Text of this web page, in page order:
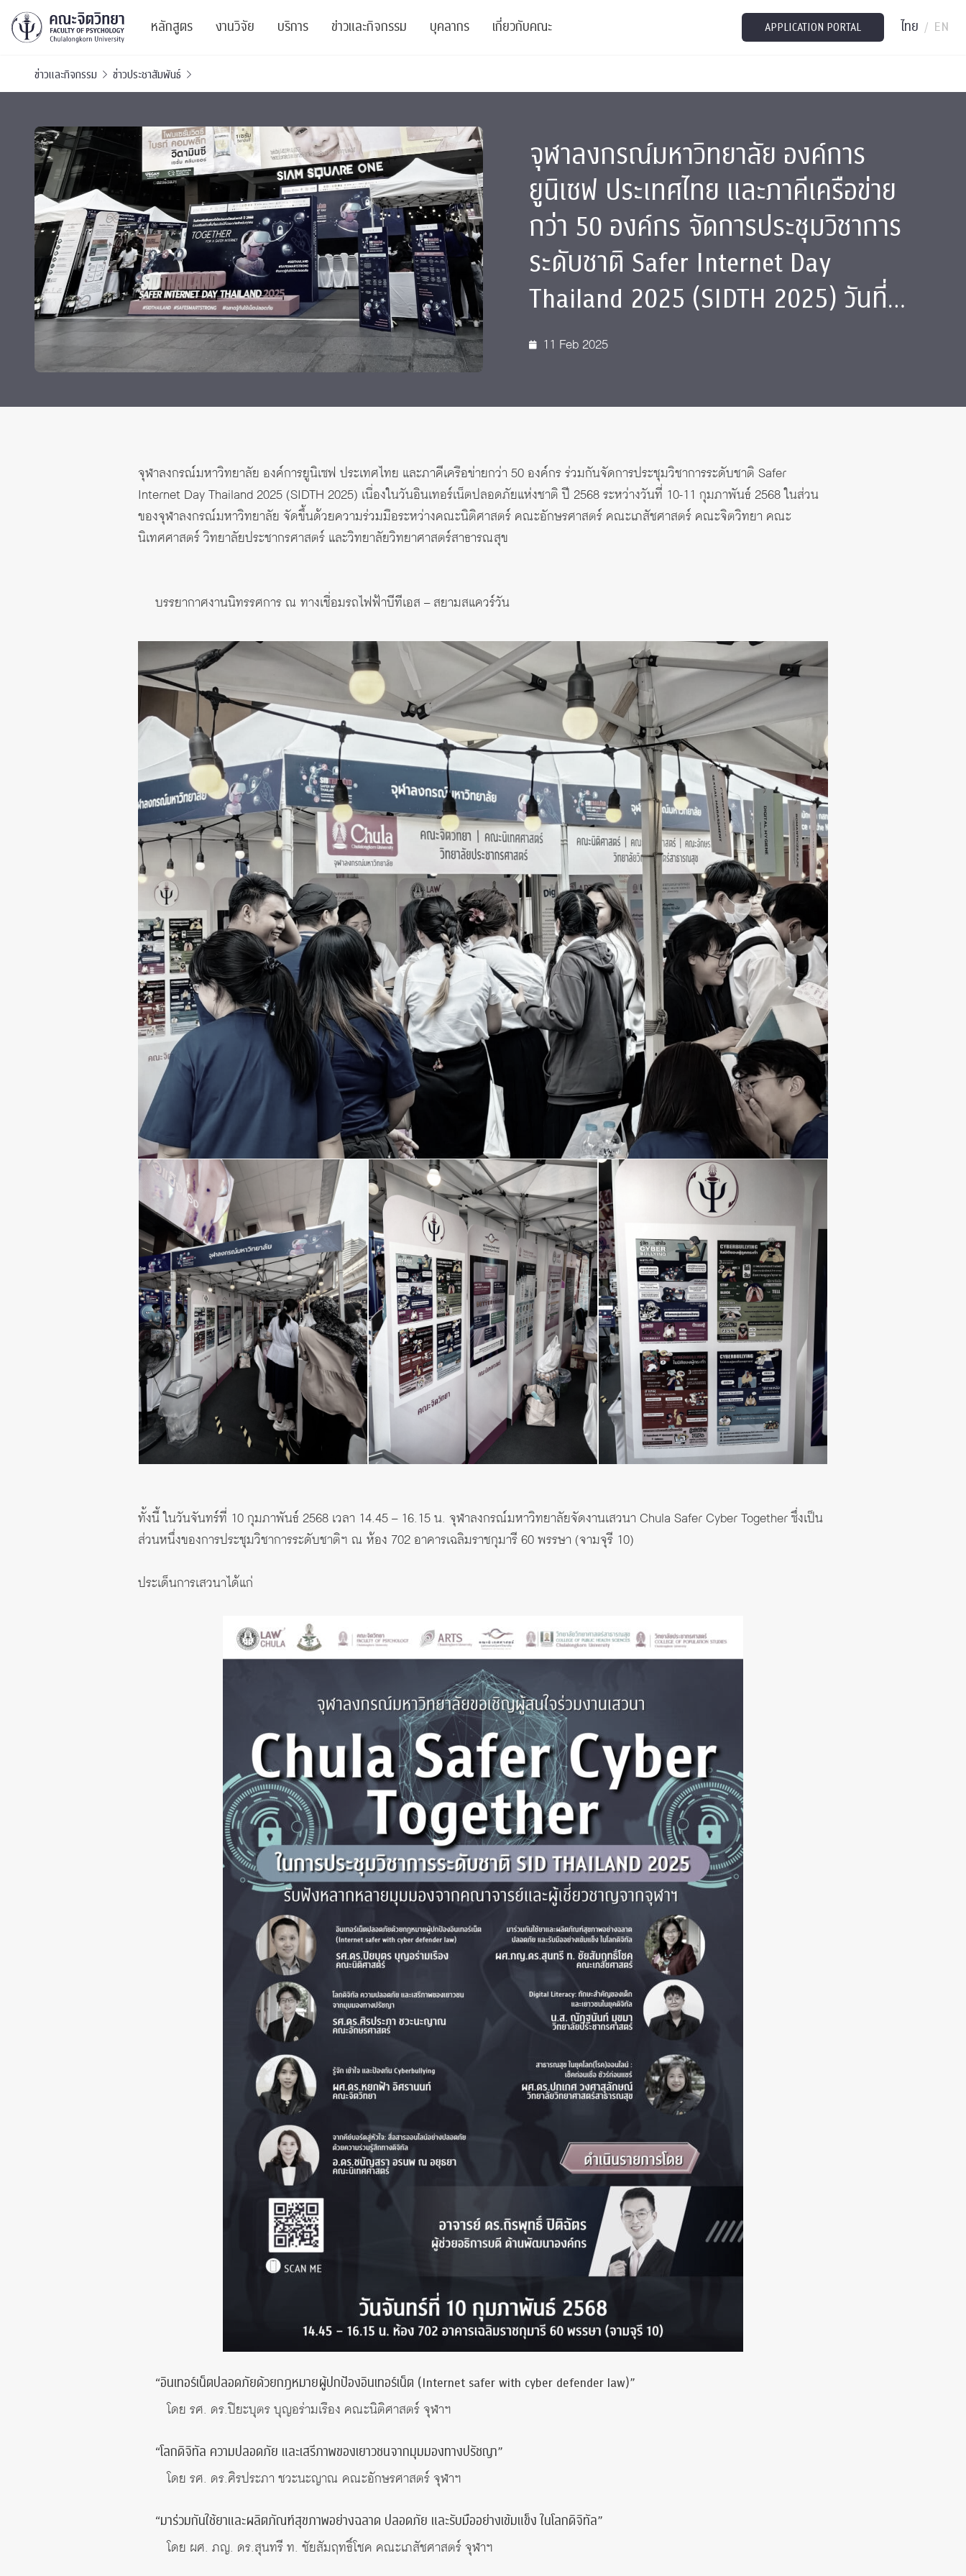
หลักสูตร
ปริญญาบัณฑิต
หลักสูตรปริญญาตรี
บัณฑิตศึกษา
หลักสูตรปริญญาโทและ
ปริญญาเอก
นิสิตปัจจุบัน
งานวิจัย
ทรัพยากรและสิ่งสนับสนุน
ผลงานตีพิมพ์
งานประชุมวิชาการ
งานประชุมวิชาการระดับนานาชาติ
TICP 2023
SSBW Activities
ทุนและรางวัล
บริการ
บริการวิชาการ
PSY Stats Clinic
ศูนย์สุขภาวะทางจิต
ศูนย์จิตวิทยาเพื่อประสิทธิภาพองค์กร
Life Di
CU Radio
ข่าวและกิจกรรม
ข่าวประชาสัมพันธ์
เสวนาและบรรยายพิเศษ
โครงการอบรม
ตำแหน่งงาน
บุคลากร
เจ้าหน้าที่
นักวิจัยหลังปริญญาเอก
ผู้บริหาร
เกี่ยวกับคณะ
เชิดชูศิษย์เก่า
บริจาค
รายงานประจำปี
ติดต่อเรา
Intranet
APPLICATION PORTAL ไทย / EN
ข่าวและกิจกรรม ข่าวประชาสัมพันธ์
จุฬาลงกรณ์มหาวิทยาลัย องค์การ
ยูนิเซฟ ประเทศไทย และภาคีเครือข่าย
กว่า 50 องค์กร จัดการประชุมวิชาการ
ระดับชาติ Safer Internet Day
Thailand 2025 (SIDTH 2025) วันที่
10-11 ก.พ. 2568
11 Feb 2025
จุฬาลงกรณ์มหาวิทยาลัย องค์การยูนิเซฟ ประเทศไทย และภาคีเครือข่ายกว่า 50 องค์กร ร่วมกันจัดการประชุมวิชาการระดับชาติ Safer
Internet Day Thailand 2025 (SIDTH 2025) เนื่องในวันอินเทอร์เน็ตปลอดภัยแห่งชาติ ปี 2568 ระหว่างวันที่ 10-11 กุมภาพันธ์ 2568 ในส่วน
ของจุฬาลงกรณ์มหาวิทยาลัย จัดขึ้นด้วยความร่วมมือระหว่างคณะนิติศาสตร์ คณะอักษรศาสตร์ คณะเภสัชศาสตร์ คณะจิตวิทยา คณะ
นิเทศศาสตร์ วิทยาลัยประชากรศาสตร์ และวิทยาลัยวิทยาศาสตร์สาธารณสุข
บรรยากาศงานนิทรรศการ ณ ทางเชื่อมรถไฟฟ้าบีทีเอส – สยามสแควร์วัน
ทั้งนี้ ในวันจันทร์ที่ 10 กุมภาพันธ์ 2568 เวลา 14.45 – 16.15 น. จุฬาลงกรณ์มหาวิทยาลัยจัดงานเสวนา Chula Safer Cyber Together ซึ่งเป็น
ส่วนหนึ่งของการประชุมวิชาการระดับชาติฯ ณ ห้อง 702 อาคารเฉลิมราชกุมารี 60 พรรษา (จามจุรี 10)
ประเด็นการเสวนาได้แก่
“อินเทอร์เน็ตปลอดภัยด้วยกฎหมายผู้ปกป้องอินเทอร์เน็ต (Internet safer with cyber defender law)”
โดย รศ. ดร.ปิยะบุตร บุญอร่ามเรือง คณะนิติศาสตร์ จุฬาฯ
“โลกดิจิทัล ความปลอดภัย และเสรีภาพของเยาวชนจากมุมมองทางปรัชญา”
โดย รศ. ดร.ศิรประภา ชวะนะญาณ คณะอักษรศาสตร์ จุฬาฯ
“มาร่วมกันใช้ยาและผลิตภัณฑ์สุขภาพอย่างฉลาด ปลอดภัย และรับมืออย่างเข้มแข็ง ในโลกดิจิทัล”
โดย ผศ. ภญ. ดร.สุนทรี ท. ชัยสัมฤทธิ์โชค คณะเภสัชศาสตร์ จุฬาฯ